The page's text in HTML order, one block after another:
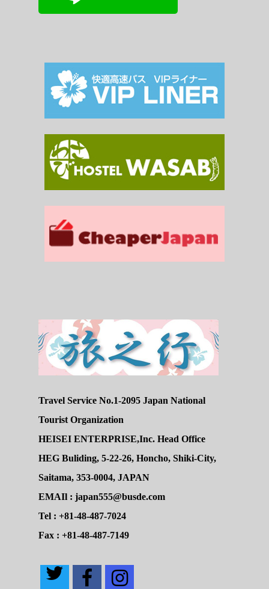
Travel Service No.1-2095 Japan National
Tourist Organization
HEISEI ENTERPRISE,Inc. Head Office
HEG Buliding, 5-22-26, Honcho, Shiki-City,
Saitama, 353-0004, JAPAN
EMAIl : japan555@busde.com
Tel : +81-48-487-7024
Fax : +81-48-487-7149